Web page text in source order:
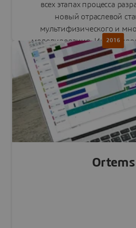
всех этапах процесса
новый отраслевой
мультифизического и
моделирования.
SIMULIA.
Читать
2016
Ortems